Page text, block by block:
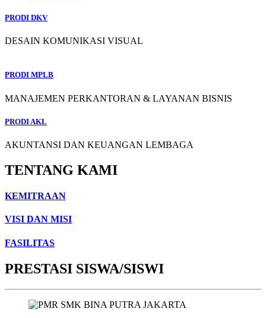
PRODI DKV
DESAIN KOMUNIKASI VISUAL
PRODI MPLB
MANAJEMEN PERKANTORAN & LAYANAN BISNIS
PRODI AKL
AKUNTANSI DAN KEUANGAN LEMBAGA
TENTANG KAMI
KEMITRAAN
VISI DAN MISI
FASILITAS
PRESTASI SISWA/SISWI